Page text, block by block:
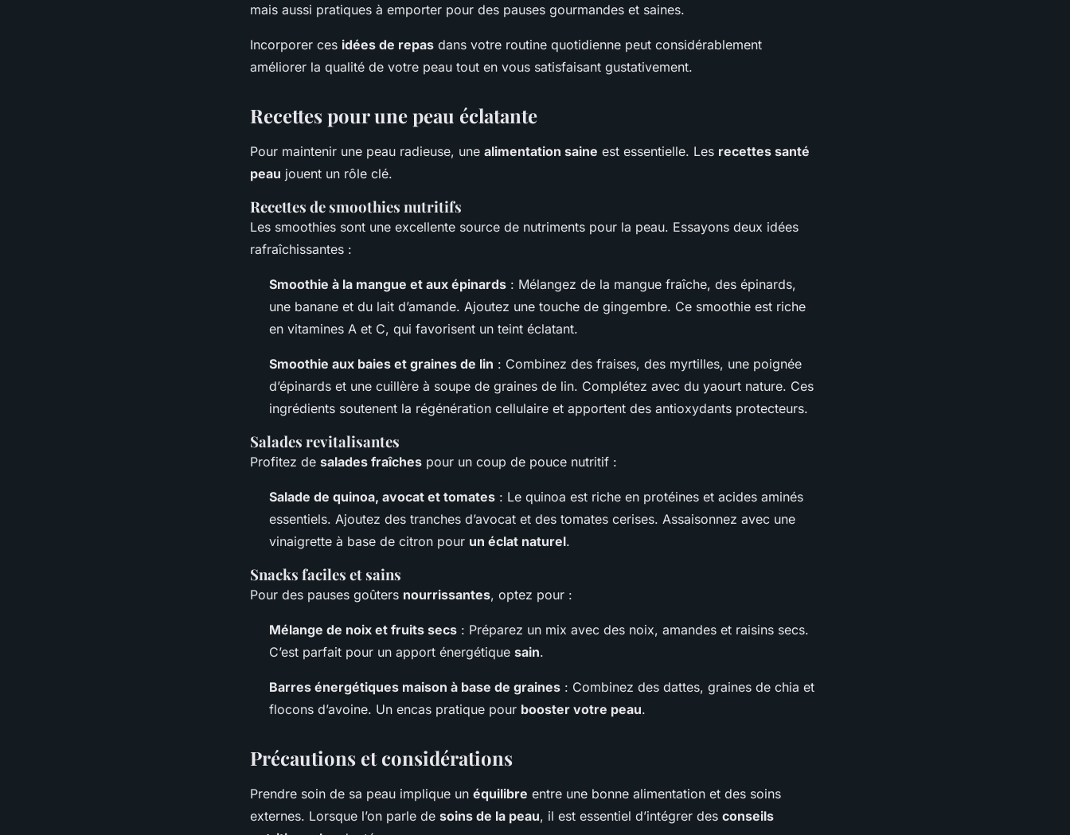
mais aussi pratiques à emporter pour des pauses gourmandes et saines.
Incorporer ces idées de repas dans votre routine quotidienne peut considérablement
améliorer la qualité de votre peau tout en vous satisfaisant gustativement.
Recettes pour une peau éclatante
Pour maintenir une peau radieuse, une alimentation saine est essentielle. Les recettes santé
peau jouent un rôle clé.
Recettes de smoothies nutritifs
Les smoothies sont une excellente source de nutriments pour la peau. Essayons deux idées
rafraîchissantes :
Smoothie à la mangue et aux épinards : Mélangez de la mangue fraîche, des épinards,
une banane et du lait d’amande. Ajoutez une touche de gingembre. Ce smoothie est riche
en vitamines A et C, qui favorisent un teint éclatant.
Smoothie aux baies et graines de lin : Combinez des fraises, des myrtilles, une poignée
d’épinards et une cuillère à soupe de graines de lin. Complétez avec du yaourt nature. Ces
ingrédients soutenent la régénération cellulaire et apportent des antioxydants protecteurs.
Salades revitalisantes
Profitez de salades fraîches pour un coup de pouce nutritif :
Salade de quinoa, avocat et tomates : Le quinoa est riche en protéines et acides aminés
essentiels. Ajoutez des tranches d’avocat et des tomates cerises. Assaisonnez avec une
vinaigrette à base de citron pour un éclat naturel.
Snacks faciles et sains
Pour des pauses goûters nourrissantes, optez pour :
Mélange de noix et fruits secs : Préparez un mix avec des noix, amandes et raisins secs.
C’est parfait pour un apport énergétique sain.
Barres énergétiques maison à base de graines : Combinez des dattes, graines de chia et
flocons d’avoine. Un encas pratique pour booster votre peau.
Précautions et considérations
Prendre soin de sa peau implique un équilibre entre une bonne alimentation et des soins
externes. Lorsque l’on parle de soins de la peau, il est essentiel d’intégrer des conseils